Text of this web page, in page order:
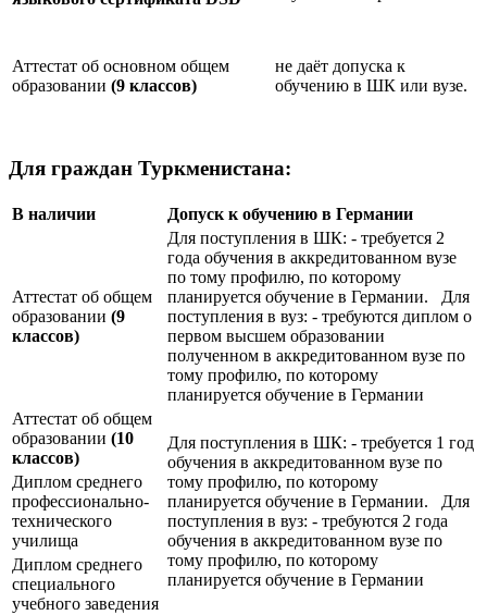
Аттестат об основном общем
образовании (9 классов)
не даёт допуска к
обучению в ШК или вузе.
Для граждан Туркменистана:
В наличии Допуск к обучению в Германии
Аттестат об общем
образовании (9
классов)
Для поступления в ШК: - требуется 2
года обучения в аккредитованном вузе
по тому профилю, по которому
планируется обучение в Германии. Для
поступления в вуз: - требуются диплом о
первом высшем образовании
полученном в аккредитованном вузе по
тому профилю, по которому
планируется обучение в Германии
Аттестат об общем
образовании (10
классов)
Для поступления в ШК: - требуется 1 год
обучения в аккредитованном вузе по
тому профилю, по которому
планируется обучение в Германии. Для
поступления в вуз: - требуются 2 года
обучения в аккредитованном вузе по
тому профилю, по которому
планируется обучение в Германии
Диплом среднего
профессионально-
технического
училища
Диплом среднего
специального
учебного заведения